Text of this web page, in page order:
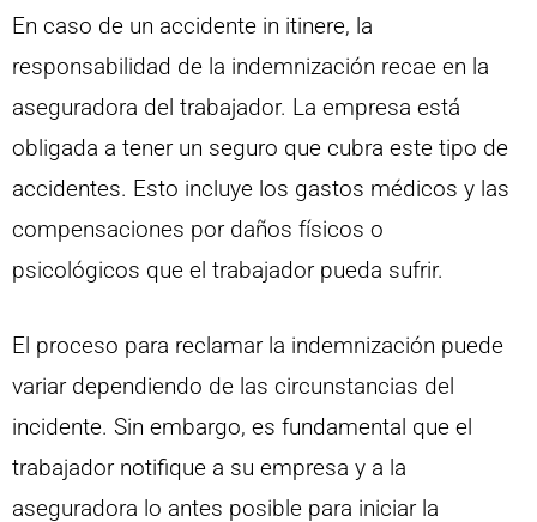
En caso de un accidente in itinere, la
responsabilidad de la indemnización recae en la
aseguradora del trabajador. La empresa está
obligada a tener un seguro que cubra este tipo de
accidentes. Esto incluye los gastos médicos y las
compensaciones por daños físicos o
psicológicos que el trabajador pueda sufrir.
El proceso para reclamar la indemnización puede
variar dependiendo de las circunstancias del
incidente. Sin embargo, es fundamental que el
trabajador notifique a su empresa y a la
aseguradora lo antes posible para iniciar la